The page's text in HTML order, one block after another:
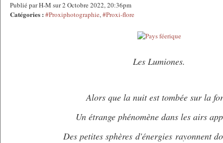
Publié par H-M sur 2 Octobre 2022, 20:36pm
Catégories : #Proxiphotographie,#Proxi-flore
Les Lumiones.
Alors que la nuit est tombée sur la
Un étrange phénomène dans les airs
Des petites sphères d'énergies rayonnent